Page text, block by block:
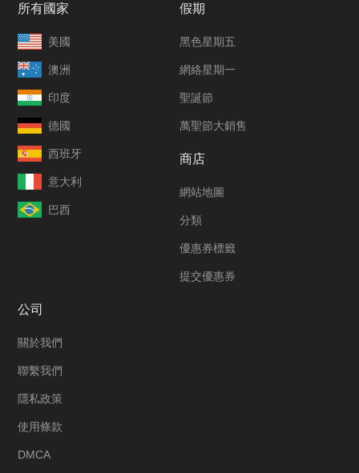
所有國家
美國
澳洲
印度
德國
西班牙
意大利
巴西
假期
黑色星期五
網絡星期一
聖誕節
萬聖節大銷售
商店
網站地圖
分類
優惠券標籤
提交優惠券
公司
關於我們
聯繫我們
隱私政策
使用條款
DMCA